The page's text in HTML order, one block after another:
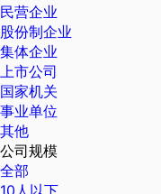
民营企业
股份制企业
集体企业
上市公司
国家机关
事业单位
其他
公司规模
全部